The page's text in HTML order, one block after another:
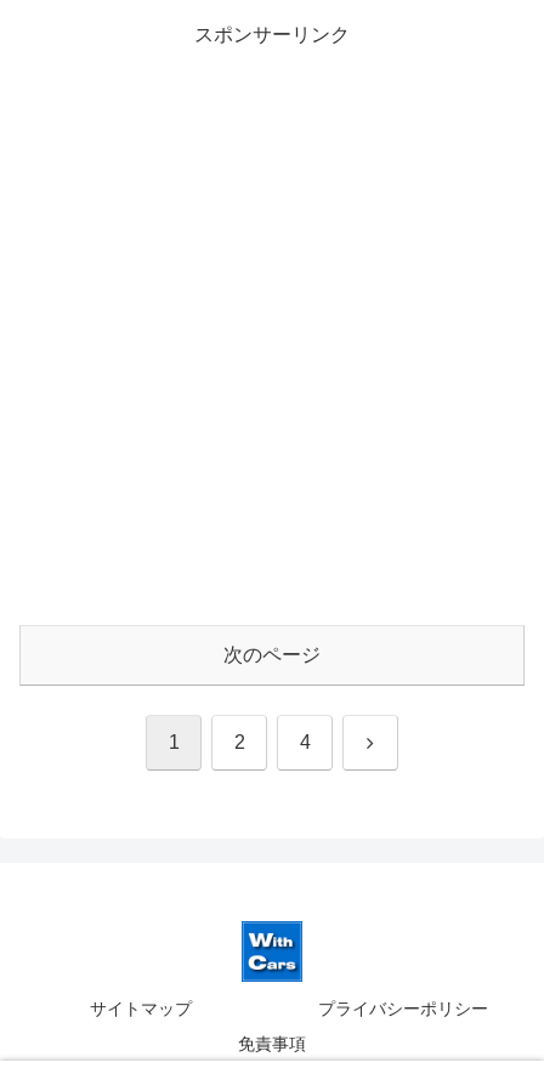
スポンサーリンク
次のページ
1 2 4 次
サイトマップ
プライバシーポリシー
免責事項